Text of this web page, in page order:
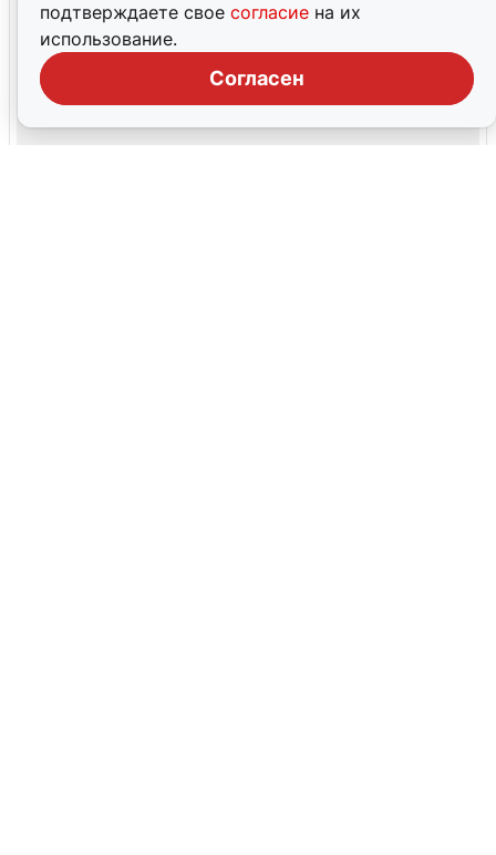
подтверждаете свое согласие на их
использование.
Согласен